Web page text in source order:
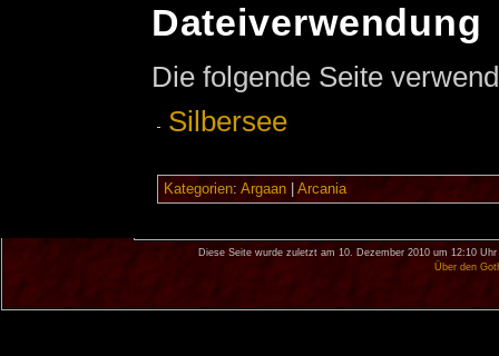
Dateiverwendung
Die folgende Seite
Silbersee
Kategorien: Argaan| Arcania
Diese Seite wurde zuletzt am 10. Dezember 2010 um 12:10 Uhr
Über den